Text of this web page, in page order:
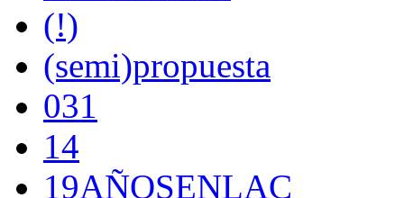
(!)
(semi)propuesta
031
14
19AÑOSENLAC